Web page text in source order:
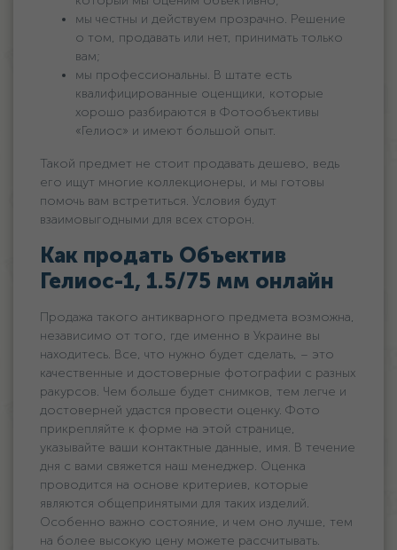
мы честны и действуем прозрачно. Решение
о том, продавать или нет, принимать только
вам;
мы профессиональны. В штате есть
квалифицированные оценщики, которые
хорошо разбираются в Фотообъективы
«Гелиос» и имеют большой опыт.
Такой предмет не стоит продавать дешево, ведь
его ищут многие коллекционеры, и мы готовы
помочь вам встретиться. Условия будут
взаимовыгодными для всех сторон.
Как продать Объектив
Гелиос-1, 1.5/75 мм онлайн
Продажа такого антикварного предмета возможна,
независимо от того, где именно в Украине вы
находитесь. Все, что нужно будет сделать, – это
качественные и достоверные фотографии с разных
ракурсов. Чем больше будет снимков, тем легче и
достоверней удастся провести оценку. Фото
прикрепляйте к форме на этой странице,
указывайте ваши контактные данные, имя. В течение
дня с вами свяжется наш менеджер. Оценка
проводится на основе критериев, которые
являются общепринятыми для таких изделий.
Особенно важно состояние, и чем оно лучше, тем
на более высокую цену можете рассчитывать.